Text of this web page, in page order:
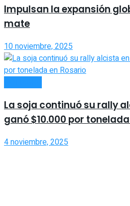
Impulsan la expansión
mate
10 noviembre, 2025
La soja continuó su rally
ganó $10.000 por
4 noviembre, 2025